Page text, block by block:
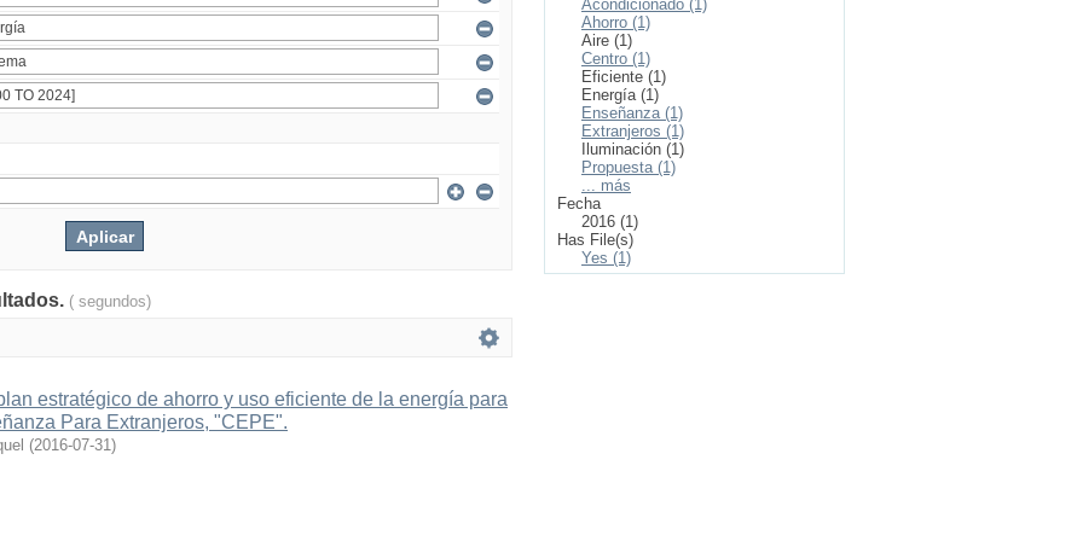
( segundos)
estratégico de ahorro y uso eficiente de la energía para
Para Extranjeros, "CEPE".
(2016-07-31)
Acondicionado (1)
Ahorro (1)
Aire (1)
Centro (1)
Eficiente (1)
Energía (1)
Enseñanza (1)
Extranjeros (1)
Iluminación (1)
Propuesta (1)
... más
Fecha
2016 (1)
Has File(s)
Yes (1)